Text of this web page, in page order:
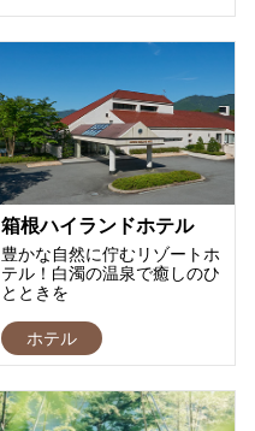
箱根ハイランドホテル
豊かな自然に佇むリゾートホ
テル！白濁の温泉で癒しのひ
とときを
ホテル